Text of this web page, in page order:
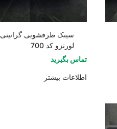
سینک ظرفشویی گرانیتی
لورنزو کد 700
تماس بگیرید
اطلاعات بیشتر